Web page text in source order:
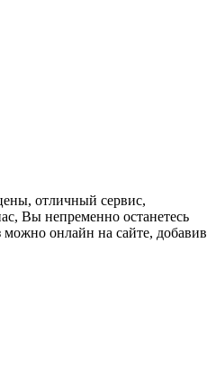
отличный сервис,
Вы непременно останетесь
можно онлайн на сайте, добавив